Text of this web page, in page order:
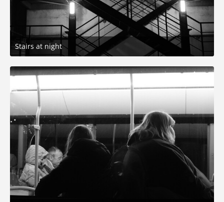
Stairs at night
20. Dezember 2025 um 17:09
5